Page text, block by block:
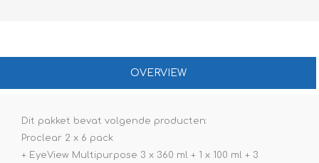
OVERVIEW
Dit pakket bevat volgende producten:
Proclear 2 x 6 pack
+ EyeView Multipurpose 3 x 360 ml + 1 x 100 ml + 3